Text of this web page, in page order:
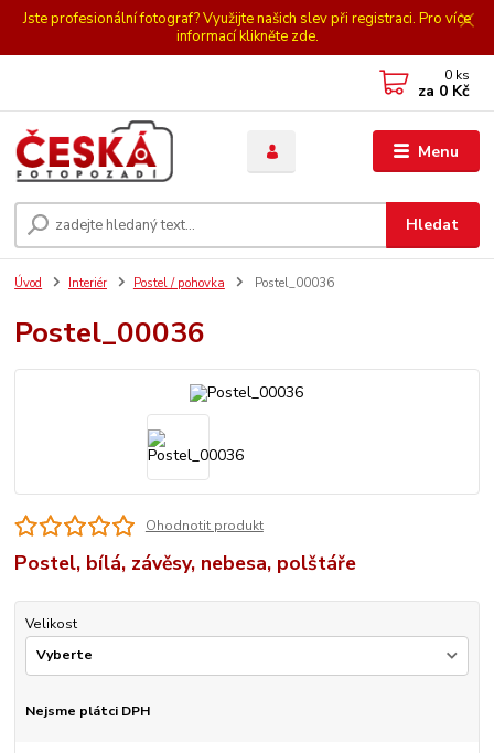
Jste profesionální fotograf? Využijte našich slev při registraci. Pro více
informací klikněte zde.
Menu
Hledat
0 ks
za 0 Kč
Úvod Interiér Postel / pohovka Postel_00036
Postel_00036
Ohodnotit produkt
Postel, bílá, závěsy, nebesa, polštáře
Velikost
Nejsme plátci DPH